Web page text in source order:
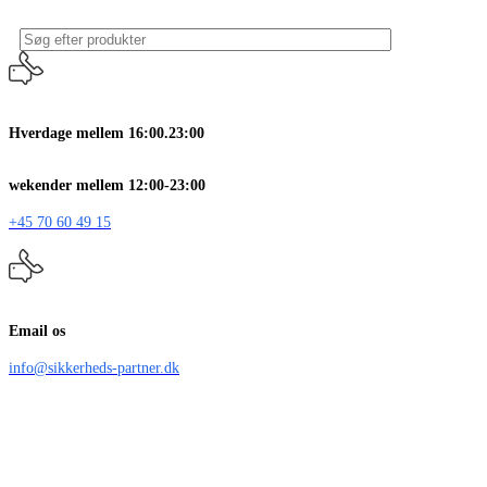
Hverdage mellem 16:00.23:00
wekender mellem 12:00-23:00
+45 70 60 49 15
Email os
info@sikkerheds-partner.dk